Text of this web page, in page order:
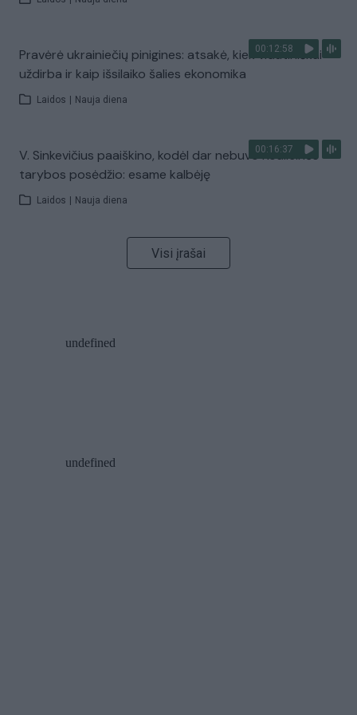
00:12:58
Pravėrė ukrainiečių pinigines: atsakė, kiek vidutiniškai
uždirba ir kaip išsilaiko šalies ekonomika
Laidos Nauja diena
00:16:37
V. Sinkevičius paaiškino, kodėl dar nebuvo Koalicinės
tarybos posėdžio: esame kalbėję
Laidos Nauja diena
Visi įrašai